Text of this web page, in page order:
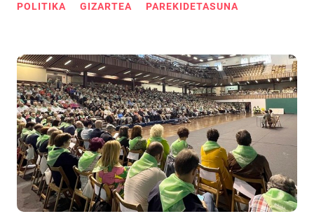
POLITIKA GIZARTEA PAREKIDETASUNA